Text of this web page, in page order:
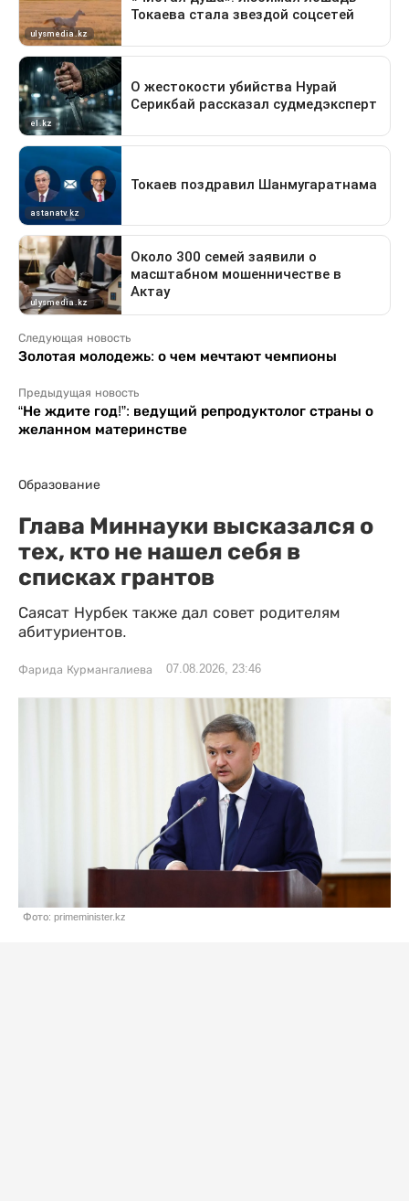
Следующая новость
Золотая молодежь: о чем мечтают чемпионы
Предыдущая новость
“Не ждите год!”: ведущий репродуктолог страны о
желанном материнстве
Образование
Глава Миннауки высказался о
тех, кто не нашел себя в
списках грантов
Саясат Нурбек также дал совет родителям
абитуриентов.
Фарида Курмангалиева 07.08.2026, 23:46
Фото: primeminister.kz